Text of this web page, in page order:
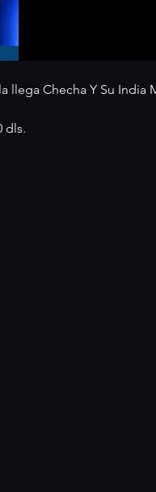
llega Checha Y Su India
dls.